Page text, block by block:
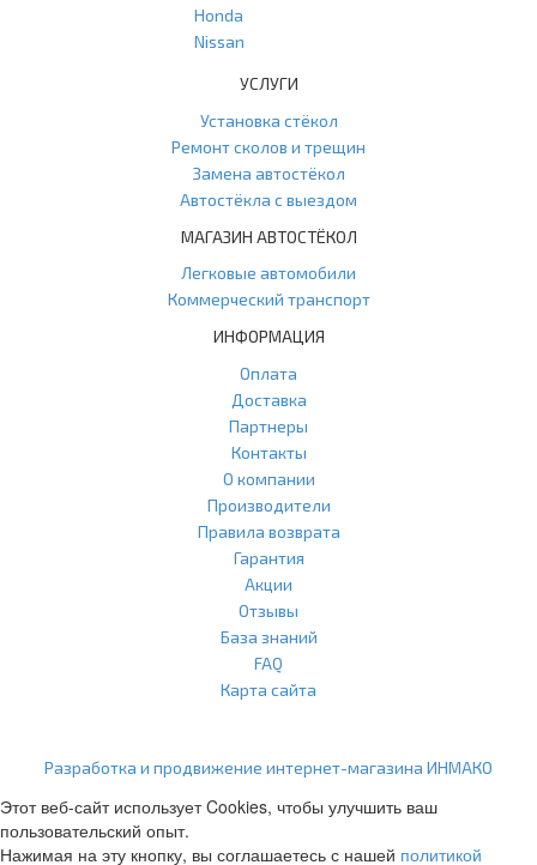
Honda
Nissan
УСЛУГИ
Установка стёкол
Ремонт сколов и трещин
Замена автостёкол
Автостёкла с выездом
МАГАЗИН АВТОСТЁКОЛ
Легковые автомобили
Коммерческий транспорт
ИНФОРМАЦИЯ
Оплата
Доставка
Партнеры
Контакты
О компании
Производители
Правила возврата
Гарантия
Акции
Отзывы
База знаний
FAQ
Карта сайта
Разработка и продвижение интернет-магазина ИНМАКО
Этот веб-сайт использует Cookies, чтобы улучшить ваш
пользовательский опыт.
Нажимая на эту кнопку, вы соглашаетесь с нашей политикой